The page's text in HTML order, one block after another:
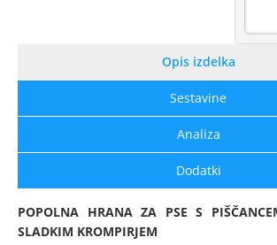
Opis izdelka
Sestavine
Analiza
Dodatki
POPOLNA HRANA ZA PSE S
SLADKIM KROMPIRJEM